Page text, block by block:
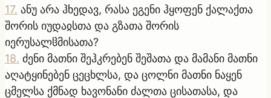
17. ანუ არა ჰხედავ, რასა ეგენი ჰყოფენ ქალაქთა
შორის იუდაჲსთა და გზათა შორის
იერუსალჱმისათა?
18. ძენი მათნი შეჰკრებენ შეშათა და მამანი მათნი
აღატყინებენ ცეცხლსა, და ცოლნი მათნი ნაყენ
ცმელსა ქმნად ხავონანი ძალთა ცისათასა, და